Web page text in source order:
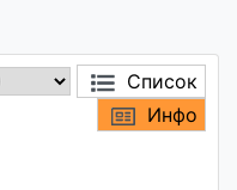
Список
Инфо